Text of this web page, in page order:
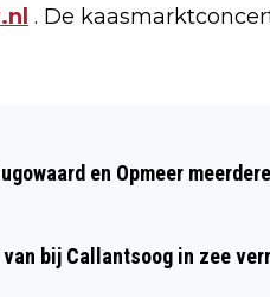
. De
en Opmeer
bij Callantsoog in zee